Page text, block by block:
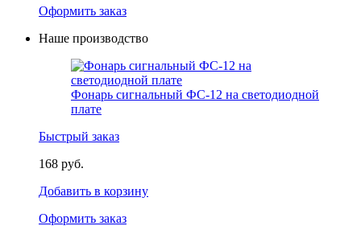
Оформить заказ
Наше производство
Фонарь сигнальный ФС-12 на светодиодной
плате
Быстрый заказ
168 руб.
Добавить в корзину
Оформить заказ